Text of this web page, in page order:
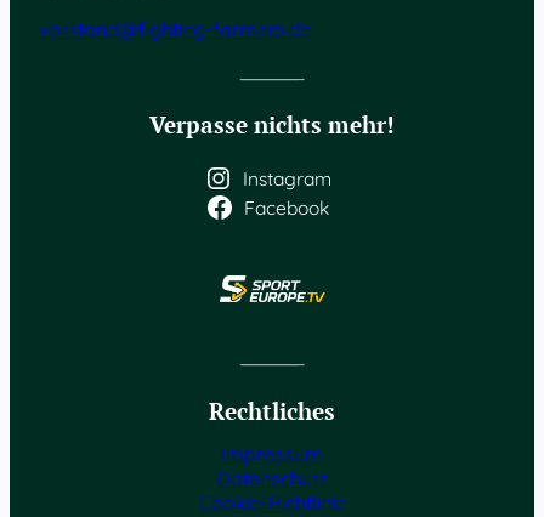
vorstand@fighting-farmers.de
Verpasse nichts mehr!
Instagram
Facebook
Rechtliches
Impressum
Datenschutz
Cookie-Richtlinie